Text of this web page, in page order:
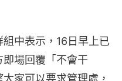
中表示，16日早上已
場回覆「不會干
家可以要求管理處，